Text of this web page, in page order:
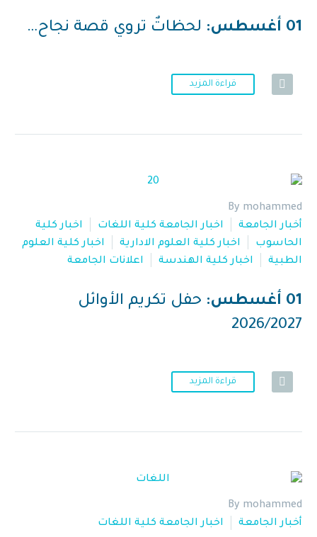
01 أغسطس: لحظاتٌ تروي قصة نجاح…
قراءة المزيد
By mohammed
أخبار الجامعة
اخبار الجامعة كلية اللغات
اخبار كلية
الحاسوب
اخبار كلية العلوم الادارية
اخبار كلية العلوم
الطبية
اخبار كلية الهندسة اعلانات الجامعة
01 أغسطس:
حفل تكريم الأوائل
2026/2027
قراءة المزيد
By mohammed
أخبار الجامعة
اخبار الجامعة كلية اللغات